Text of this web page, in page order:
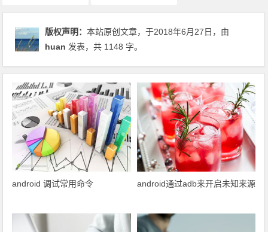
版权声明：本站原创文章，于2018年6月27日，由
huan 发表，共 1148 字。
android 调试常用命令 android通过adb来开启未知来源